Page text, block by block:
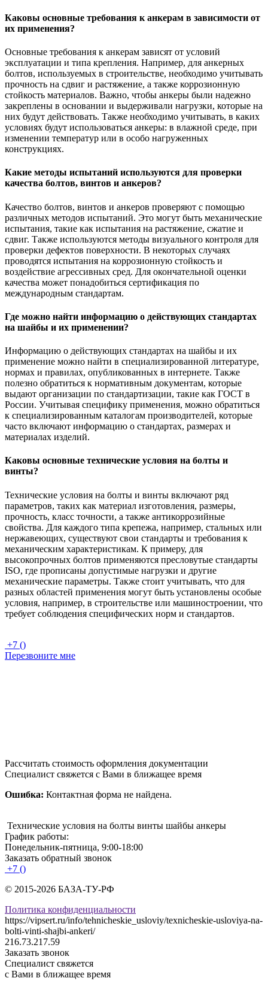
Каковы основные требования к анкерам в зависимости от
их применения?
Основные требования к анкерам зависят от условий
эксплуатации и типа крепления. Например, для анкерных
болтов, используемых в строительстве, необходимо учитывать
прочность на сдвиг и растяжение, а также коррозионную
стойкость материалов. Важно, чтобы анкеры были надежно
закреплены в основании и выдерживали нагрузки, которые на
них будут действовать. Также необходимо учитывать, в каких
условиях будут использоваться анкеры: в влажной среде, при
изменении температур или в особо нагруженных
конструкциях.
Какие методы испытаний используются для проверки
качества болтов, винтов и анкеров?
Качество болтов, винтов и анкеров проверяют с помощью
различных методов испытаний. Это могут быть механические
испытания, такие как испытания на растяжение, сжатие и
сдвиг. Также используются методы визуального контроля для
проверки дефектов поверхности. В некоторых случаях
проводятся испытания на коррозионную стойкость и
воздействие агрессивных сред. Для окончательной оценки
качества может понадобиться сертификация по
международным стандартам.
Где можно найти информацию о действующих стандартах
на шайбы и их применении?
Информацию о действующих стандартах на шайбы и их
применение можно найти в специализированной литературе,
нормах и правилах, опубликованных в интернете. Также
полезно обратиться к нормативным документам, которые
выдают организации по стандартизации, такие как ГОСТ в
России. Учитывая специфику применения, можно обратиться
к специализированным каталогам производителей, которые
часто включают информацию о стандартах, размерах и
материалах изделий.
Каковы основные технические условия на болты и
винты?
Технические условия на болты и винты включают ряд
параметров, таких как материал изготовления, размеры,
прочность, класс точности, а также антикоррозийные
свойства. Для каждого типа крепежа, например, стальных или
нержавеющих, существуют свои стандарты и требования к
механическим характеристикам. К примеру, для
высокопрочных болтов применяются пресловутые стандарты
ISO, где прописаны допустимые нагрузки и другие
механические параметры. Также стоит учитывать, что для
разных областей применения могут быть установлены особые
условия, например, в строительстве или машиностроении, что
требует соблюдения специфических норм и стандартов.
+7 ()
Перезвоните мне
Рассчитать стоимость оформления документации
Специалист свяжется с Вами в ближащее время
Ошибка: Контактная форма не найдена.
Технические условия на болты винты шайбы анкеры
График работы:
Понедельник-пятница, 9:00-18:00
Заказать обратный звонок
+7 ()
© 2015-2026 БАЗА-ТУ-РФ
Политика конфиденциальности
https://vipsert.ru/info/tehnicheskie_usloviy/texnicheskie-usloviya-na-
bolti-vinti-shajbi-ankeri/
216.73.217.59
Заказать звонок
Специалист свяжется
с Вами в ближащее время